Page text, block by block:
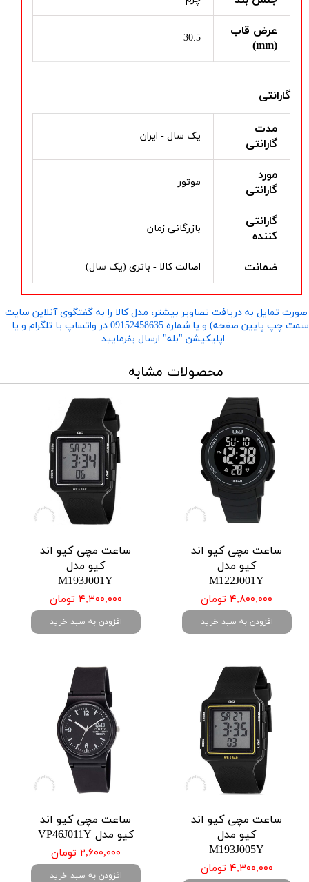
عرض قاب
(mm)
30.5
گارانتی
مدت
گارانتی
یک سال - ایران
مورد
گارانتی
موتور
گارانتی
کننده
بازرگانی زمان
ضمانت اصالت کالا - باتری (یک سال)
تمایل به دریافت تصاویر بیشتر، مدل کالا را به گفتگوی آنلاین سایت
​​​​​​​(سمت چپ پایین صفحه) و یا شماره 09152458635 در واتساپ یا تلگرام و یا
اپلیکیشن "بله" ارسال بفرمایید.
محصولات مشابه
ساعت مچی کیو اند
کیو مدل
M122J001Y
۴,۸۰۰,۰۰۰ تومان
افزودن به سبد خرید
ساعت مچی کیو اند
کیو مدل
M193J001Y
۴,۳۰۰,۰۰۰ تومان
افزودن به سبد خرید
ساعت مچی کیو اند
کیو مدل
M193J005Y
۴,۳۰۰,۰۰۰ تومان
ساعت مچی کیو اند
کیو مدل VP46J011Y
۲,۶۰۰,۰۰۰ تومان
افزودن به سبد خرید